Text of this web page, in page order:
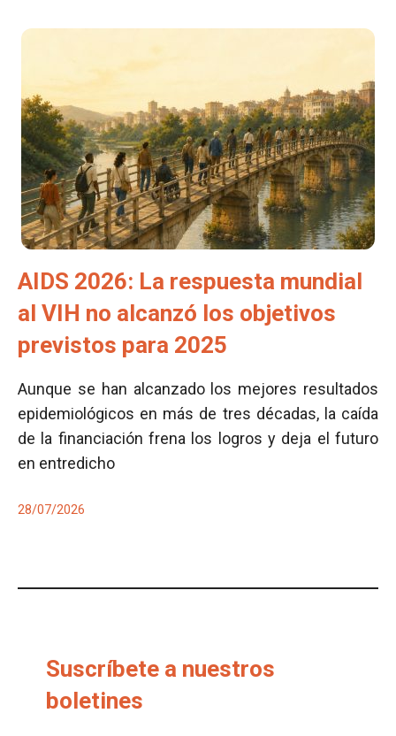
AIDS 2026: La respuesta mundial
al VIH no alcanzó los objetivos
previstos para 2025
Aunque se han alcanzado los mejores resultados
epidemiológicos en más de tres décadas, la caída
de la financiación frena los logros y deja el futuro
en entredicho
28/07/2026
Suscríbete a nuestros
boletines